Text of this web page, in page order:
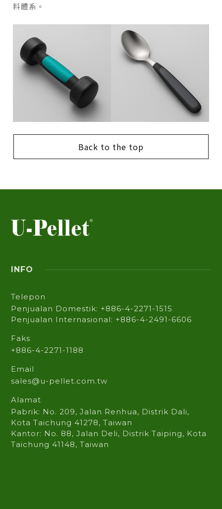
料體系。
Back to the top
INFO
Telepon
Penjualan Domestik: +886-4-2271-1515
Penjualan Internasional: +886-4-2491-6606
Faks
+886-4-2271-1188
Email
sales@u-pellet.com.tw
Alamat
Pabrik: No. 209, Jalan Renhua, Distrik Dali,
Kota Taichung 41278, Taiwan
Kantor: No. 88, Jalan Deli, Distrik Taiping, Kota
Taichung 41148, Taiwan